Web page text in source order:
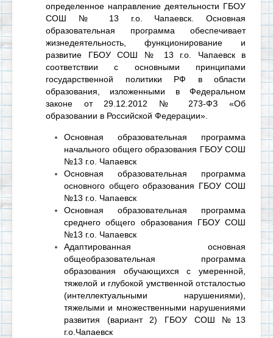
определенное направление деятельности ГБОУ
СОШ № 13 г.о. Чапаевск. Основная
образовательная программа обеспечивает
жизнедеятельность, функционирование и
развитие ГБОУ СОШ № 13 г.о. Чапаевск в
соответствии с основными принципами
государственной политики РФ в области
образования, изложенными в Федеральном
законе от 29.12.2012 № 273-ФЗ «Об
образовании в Российской Федерации».
Основная образовательная программа
начального общего образования ГБОУ СОШ
№13 г.о. Чапаевск
Основная образовательная программа
основного общего образования ГБОУ СОШ
№13 г.о. Чапаевск
Основная образовательная программа
среднего общего образования ГБОУ СОШ
№13 г.о. Чапаевск
Адаптированная основная
общеобразовательная программа
образования обучающихся с умеренной,
тяжелой и глубокой умственной отсталостью
(интеллектуальными нарушениями),
тяжелыми и множественными нарушениями
развития (вариант 2) ГБОУ СОШ №13
г.о.Чапаевск